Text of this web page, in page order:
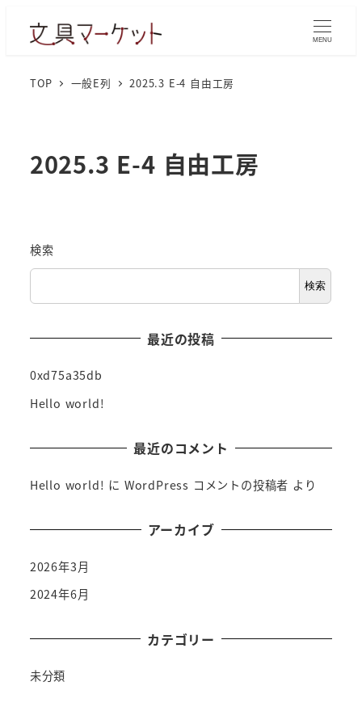
MENU
TOP 一般E列 2025.3 E-4 自由工房
2025.3 E-4 自由工房
検索
検索
最近の投稿
0xd75a35db
Hello world!
最近のコメント
Hello world! に WordPress コメントの投稿者 より
アーカイブ
2026年3月
2024年6月
カテゴリー
未分類